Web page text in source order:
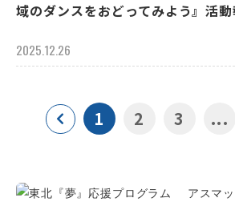
域のダンスをおどってみよう』活
2025.12.26
1 2 3 ...